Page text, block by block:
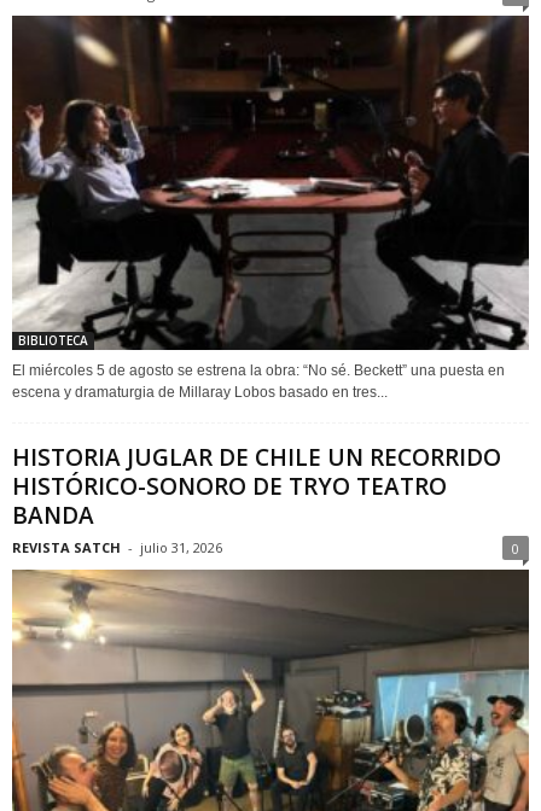
BIBLIOTECA
El miércoles 5 de agosto se estrena la obra: “No sé. Beckett” una puesta en
escena y dramaturgia de Millaray Lobos basado en tres...
HISTORIA JUGLAR DE CHILE UN RECORRIDO
HISTÓRICO-SONORO DE TRYO TEATRO
BANDA
REVISTA SATCH - julio 31, 2026 0